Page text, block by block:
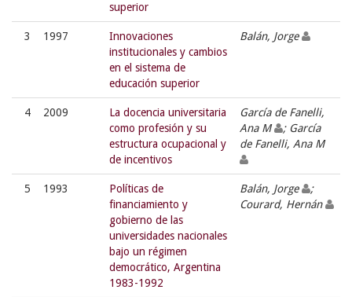
superior
3 1997
Innovaciones
institucionales y cambios
en el sistema de
educación superior
Balán, Jorge
4 2009
La docencia universitaria
como profesión y su
estructura ocupacional y
de incentivos
García de Fanelli,
Ana M
; García
de Fanelli, Ana M
5 1993
Políticas de
financiamiento y
gobierno de las
universidades nacionales
bajo un régimen
democrático, Argentina
1983-1992
Balán, Jorge
;
Courard, Hernán